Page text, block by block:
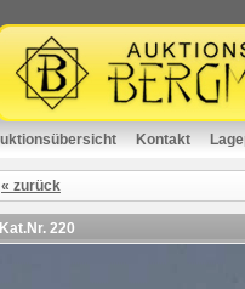
Kontakt
« zurück
Kat.Nr. 220